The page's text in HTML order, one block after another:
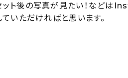
ト後の写真が見たい！などは
いただければと思います。